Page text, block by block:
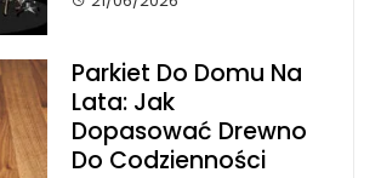
Parkiet Do Domu Na
Lata: Jak
Dopasować Drewno
Do Codzienności